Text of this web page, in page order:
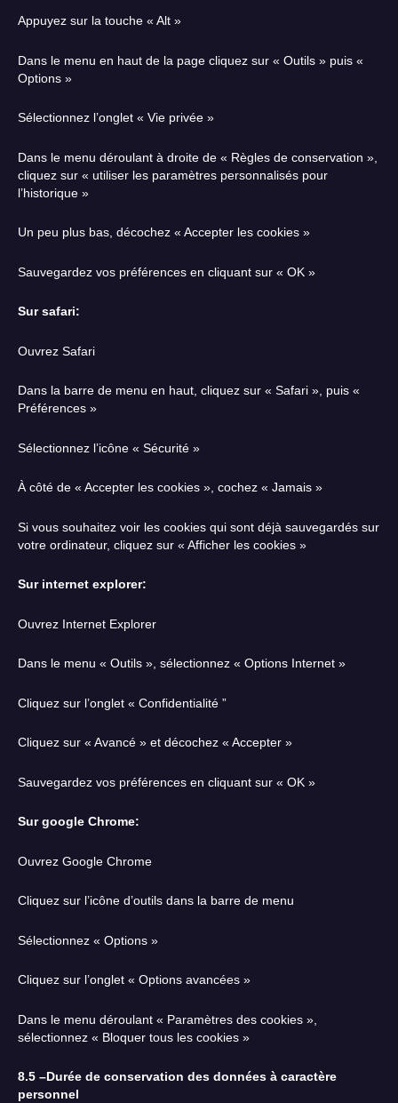
Appuyez sur la touche « Alt »
Dans le menu en haut de la page cliquez sur « Outils » puis «
Options »
Sélectionnez l’onglet « Vie privée »
Dans le menu déroulant à droite de « Règles de conservation »,
cliquez sur « utiliser les paramètres personnalisés pour
l’historique »
Un peu plus bas, décochez « Accepter les cookies »
Sauvegardez vos préférences en cliquant sur « OK »
Sur safari:
Ouvrez Safari
Dans la barre de menu en haut, cliquez sur « Safari », puis «
Préférences »
Sélectionnez l’icône « Sécurité »
À côté de « Accepter les cookies », cochez « Jamais »
Si vous souhaitez voir les cookies qui sont déjà sauvegardés sur
votre ordinateur, cliquez sur « Afficher les cookies »
Sur internet explorer:
Ouvrez Internet Explorer
Dans le menu « Outils », sélectionnez « Options Internet »
Cliquez sur l’onglet « Confidentialité ”
Cliquez sur « Avancé » et décochez « Accepter »
Sauvegardez vos préférences en cliquant sur « OK »
Sur google Chrome:
Ouvrez Google Chrome
Cliquez sur l’icône d’outils dans la barre de menu
Sélectionnez « Options »
Cliquez sur l’onglet « Options avancées »
Dans le menu déroulant « Paramètres des cookies »,
sélectionnez « Bloquer tous les cookies »
8.5 –Durée de conservation des données à caractère
personnel